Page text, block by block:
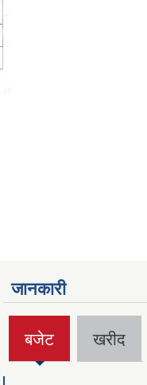
जानकारी
बजेट
(active
tab)
खरीद